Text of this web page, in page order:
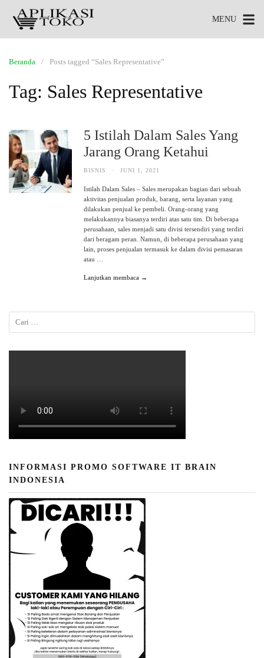
MENU
Beranda Posts tagged “Sales Representative”
Tag: Sales Representative
5 Istilah Dalam Sales Yang
Jarang Orang Ketahui
BISNIS · JUNI 1, 2021
Istilah Dalam Sales – Sales merupakan bagian dari sebuah
aktivitas penjualan produk, barang, serta layanan yang
dilakukan penjual ke pembeli. Orang-orang yang
melakukannya biasanya terdiri atas satu tim. Di beberapa
perusahaan, sales menjadi satu divisi tersendiri yang terdiri
dari beragam peran. Namun, di beberapa perusahaan yang
lain, proses penjualan termasuk ke dalam divisi pemasaran
atau …
Lanjutkan membaca →
INFORMASI PROMO SOFTWARE IT BRAIN
INDONESIA